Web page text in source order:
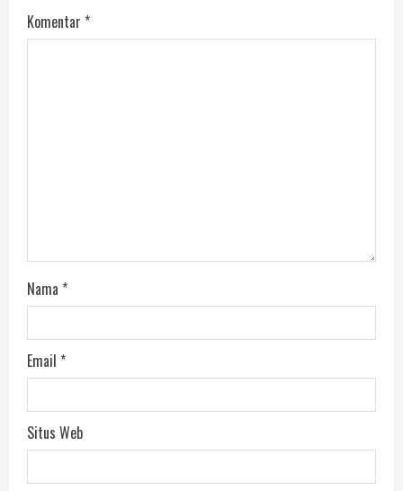
Komentar *
Nama *
Email *
Situs Web